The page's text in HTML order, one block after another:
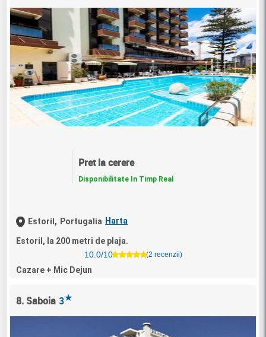
Pret la cerere
Disponibilitate In Timp Real
Estoril, Portugalia Harta
Estoril, la 200 metri de plaja.
10.0/10
(2 recenzii)
Cazare + Mic Dejun
8. Saboia 3★